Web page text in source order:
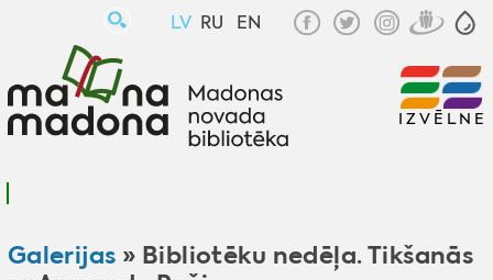
LV RU EN
IZVĒLNE
Galerijas » Bibliotēku nedēļa. Tikšanās